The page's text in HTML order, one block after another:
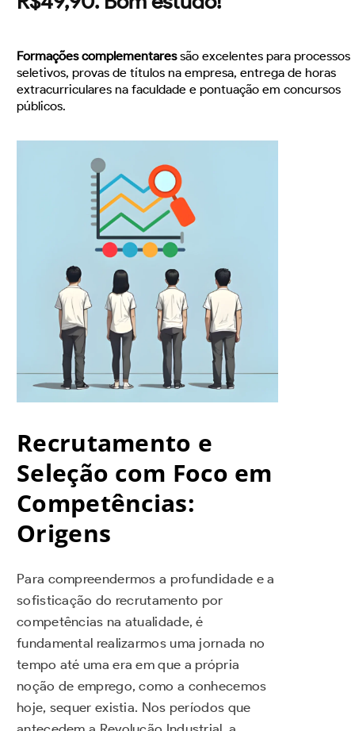
Formações complementaressão excelentes para processos
seletivos, provas de títulos na empresa, entrega de horas
extracurriculares na faculdade e pontuação em concursos
públicos.
Recrutamento e
Seleção com Foco em
Competências:
Origens
Para compreendermos a profundidade e a
sofisticação do recrutamento por
competências na atualidade, é
fundamental realizarmos uma jornada no
tempo até uma era em que a própria
noção de emprego, como a conhecemos
hoje, sequer existia. Nos períodos que